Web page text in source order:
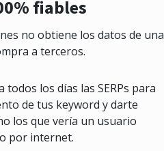
fiables
no obtiene los datos de una
a terceros.
los días las SERPs para
de tus keyword y darte
los que vería un usuario
por internet.